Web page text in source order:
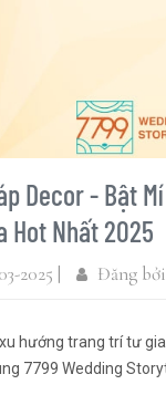
Decor - Bật
Hot Nhất 2025
2025 | Đăng
hướng trang trí tư
7799 Wedding